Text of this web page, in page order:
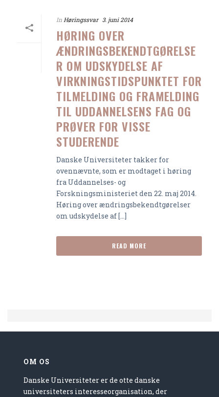
In Høringssvar 3. juni 2014
HØRING OVER
ÆNDRINGSBEKENDTGØRELSE
R OM UDSKYDELSE AF
VIRKNINGSTIDSPUNKTET FOR
TILMELDING OG FRAMELDING
TIL UDDANNELSENS FAG OG
PRØVER FOR VISSE
STUDERENDE
Danske Universiteter takker for
ovennævnte, som er modtaget i høring
fra Uddannelses- og
Forskningsministeriet den 22. maj 2014.
Høring over ændringsbekendtgørelser
om udskydelse af [...]
READ MORE
OM OS
Danske Universiteter er de otte danske
universiteters interesseorganisation, der